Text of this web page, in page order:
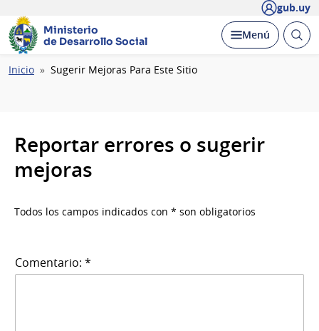
gub.uy
Ministerio
de Desarrollo Social
Desplegar
Menú Abrir
Ruta
Inicio Sugerir Mejoras Para Este Sitio
Reportar errores o sugerir
mejoras
Todos los campos indicados con * son obligatorios
Comentario: *